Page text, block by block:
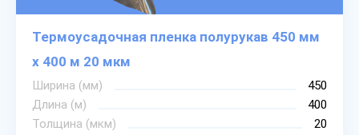
Термоусадочная пленка полурукав 450 мм
х 400 м 20 мкм
Ширина (мм)
450
Длина (м)
400
Толщина (мкм)
20